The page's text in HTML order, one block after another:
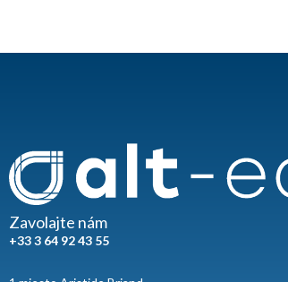
Zavolajte nám
+33 3 64 92 43 55